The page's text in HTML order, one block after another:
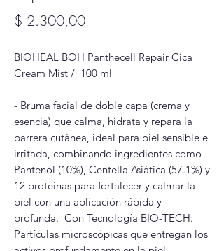
$ 2.300,00Precio
BIOHEAL BOH Panthecell Repair Cica
Cream Mist / 100 ml
- Bruma facial de doble capa (crema y
esencia) que calma, hidrata y repara la
barrera cutánea, ideal para piel sensible e
irritada, combinando ingredientes como
Pantenol (10%), Centella Asiática (57.1%) y
12 proteínas para fortalecer y calmar la
piel con una aplicación rápida y
profunda. Con Tecnología BIO-TECH:
Partículas microscópicas que entregan los